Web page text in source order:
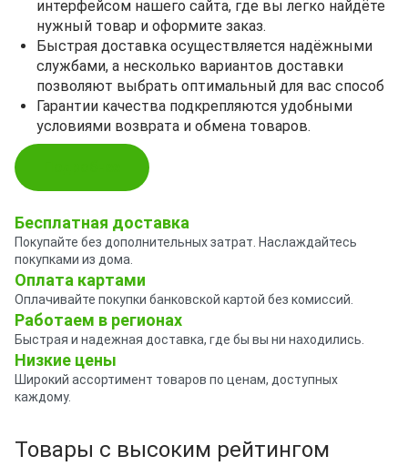
интерфейсом нашего сайта, где вы легко найдёте
нужный товар и оформите заказ.
Быстрая доставка осуществляется надёжными
службами, а несколько вариантов доставки
позволяют выбрать оптимальный для вас способ
Гарантии качества подкрепляются удобными
условиями возврата и обмена товаров.
Бесплатная доставка
Покупайте без дополнительных затрат. Наслаждайтесь
покупками из дома.
Оплата картами
Оплачивайте покупки банковской картой без комиссий.
Работаем в регионах
Быстрая и надежная доставка, где бы вы ни находились.
Низкие цены
Широкий ассортимент товаров по ценам, доступных
каждому.
Товары с высоким рейтингом